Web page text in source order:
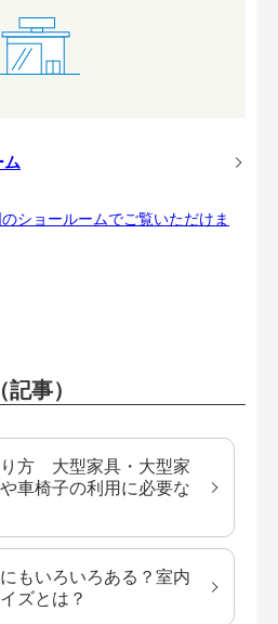
ショールームでご覧いただけま
事）
り方 大型家具・大型家
車椅子の利用に必要な
もいろいろある？室内
ズとは？